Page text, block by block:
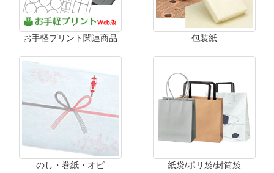
お手軽プリント関連商品 包装紙
のし・巻紙・オビ 紙袋/ポリ袋/封筒袋